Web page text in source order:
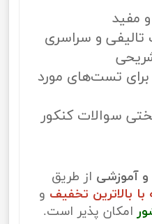
مفید
تست‌های مورد
سوالات کنکور
آموزشی از طریق
با بالاترین تخفیف و
امکان پذیر است.